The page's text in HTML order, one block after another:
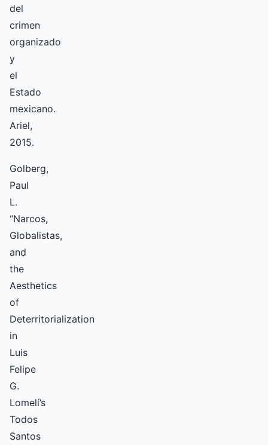
del
crimen
organizado
y
el
Estado
mexicano.
Ariel,
2015.
Golberg,
Paul
L.
“Narcos,
Globalistas,
and
the
Aesthetics
of
Deterritorialization
in
Luis
Felipe
G.
Lomelí’s
Todos
Santos